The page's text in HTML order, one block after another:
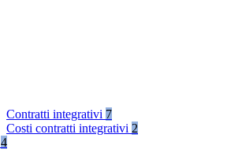
Contratti integrativi 7
Costi contratti integrativi 2
4